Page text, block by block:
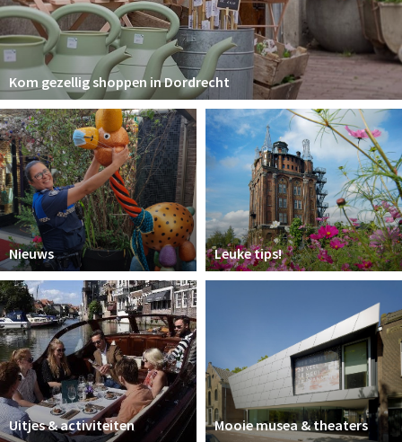
Inloggen
Kom gezellig shoppen in Dordrecht
Nieuws Leuke tips!
Uitjes & activiteiten Mooie musea & theaters